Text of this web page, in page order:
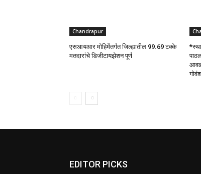
Chandrapur
एसआयआर मोहिमेंतर्गत जिल्ह्यातील 99.69 टक्के
मतदारांचे डिजीटायझेशन पूर्ण
EDITOR PICKS